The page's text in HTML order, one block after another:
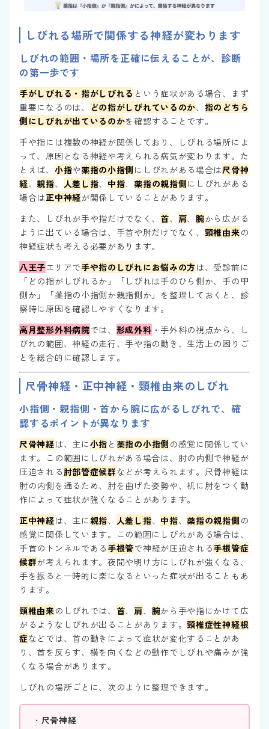
しびれる場所で関係する神経が変わります
しびれの範囲・場所を正確に伝えることが、診断
の第一歩です
手がしびれる・指がしびれる という症状がある場合、まず
重要になるのは、
どの指がしびれているのか、 指のどちら
側にしびれが出ているのかを確認することです。
手や指には複数の神経が関係しており、しびれる場所によ
って、原因となる神経や考えられる病気が変わります。た
とえば、 小指や薬指の小指側 にしびれがある場合は尺骨神
経、親指、 人差し指、 中指、 薬指の親指側にしびれがある
場合は正中神経が関係していることがあります。
また、しびれが手や指だけでなく、 首、 肩、腕から広がる
ように出ている場合は、手首や肘だけでなく、 頸椎由来の
神経症状も考える必要があります。
八王子エリアで手や指のしびれにお悩みの方 は、受診前に
「どの指がしびれるか」「しびれは手のひら側か、手の甲
側か」「薬指の小指側か親指側か」を整理しておくと、診
察時に原因を確認しやすくなります。
高月整形外科病院では、 形成外科 ・手外科の視点から、し
びれの範囲、神経の走行、手や指の動き、生活上の困りご
とを総合的に確認します。
尺骨神経・正中神経・頸椎由来のしびれ
小指側・親指側・首から腕に広がるしびれで、確
認するポイントが異なります
尺骨神経は、主に小指 と 薬指の小指側 の感覚に関係してい
ます。この範囲にしびれがある場合は、肘の内側で神経が
圧迫される肘部管症候群などが考えられます。尺骨神経は
肘の内側を通るため、肘を曲げた姿勢や、机に肘をつく動
作によって症状が強くなることがあります。
正中神経は、主に親指、 人差し指、 中指、 薬指の親指側 の
感覚に関係しています。この範囲にしびれがある場合は、
手首のトンネルである 手根管で神経が圧迫される手根管症
候群が考えられます。夜間や明け方にしびれが強くなる、
手を振ると一時的に楽になるといった症状が出ることもあ
ります。
頸椎由来のしびれでは、 首、 肩、 腕から手や指にかけて広
がるようなしびれが出ることがあります。頸椎症性神経根
症などでは、首の動きによって症状が変化することがあ
り、首を反らす、横を向くなどの動作でしびれや痛みが強
くなる場合があります。
しびれの場所ごとに、次のように整理できます。
・ 尺骨神経